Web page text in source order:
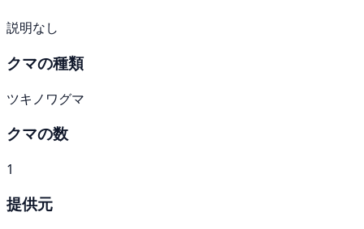
説明なし
クマの種類
ツキノワグマ
クマの数
1
提供元